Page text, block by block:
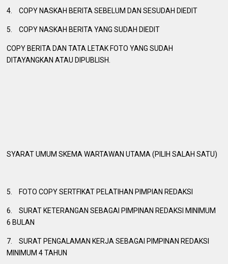
4. COPY NASKAH BERITA SEBELUM DAN SESUDAH DIEDIT
5. COPY NASKAH BERITA YANG SUDAH DIEDIT
COPY BERITA DAN TATA LETAK FOTO YANG SUDAH
DITAYANGKAN ATAU DIPUBLISH.
SYARAT UMUM SKEMA WARTAWAN UTAMA (PILIH SALAH SATU)
5. FOTO COPY SERTFIKAT PELATIHAN PIMPIAN REDAKSI
6.
SURAT KETERANGAN SEBAGAI PIMPINAN REDAKSI MINIMUM
6 BULAN
7.
SURAT PENGALAMAN KERJA SEBAGAI PIMPINAN REDAKSI
MINIMUM 4 TAHUN